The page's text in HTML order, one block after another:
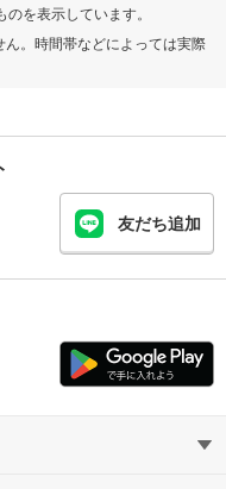
を表示しています。
。時間帯などによっては実際
友だち追加